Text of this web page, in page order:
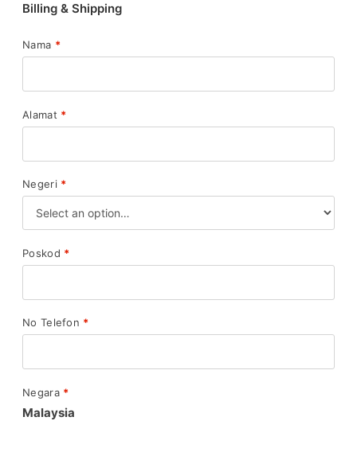
Billing & Shipping
Nama *
Alamat *
Negeri *
Poskod *
No Telefon *
Negara *
Malaysia